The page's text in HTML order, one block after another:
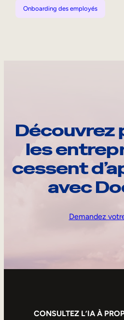
Onboarding des employés
Découvrez
les
cessent
avec
Demandez
CONSULTEZ L’IA À